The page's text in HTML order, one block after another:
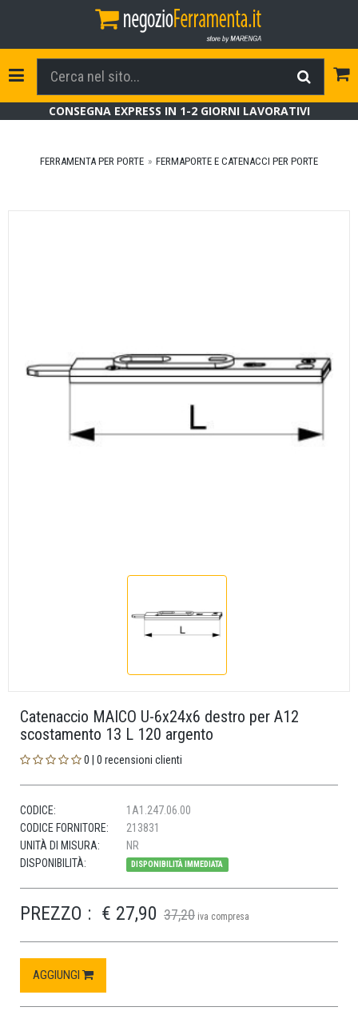
Toggle Navigation
CONSEGNA EXPRESS IN 1-2 GIORNI LAVORATIVI
FERRAMENTA PER PORTE FERMAPORTE E CATENACCI PER PORTE
Catenaccio MAICO U-6x24x6 destro per A12
scostamento 13 L 120 argento
0 | 0 recensioni clienti
CODICE:
1A1.247.06.00
CODICE FORNITORE:
213831
UNITÀ DI MISURA:
NR
DISPONIBILITÀ:
DISPONIBILITÀ IMMEDIATA
PREZZO : € 27,90 37,20 iva compresa
AGGIUNGI